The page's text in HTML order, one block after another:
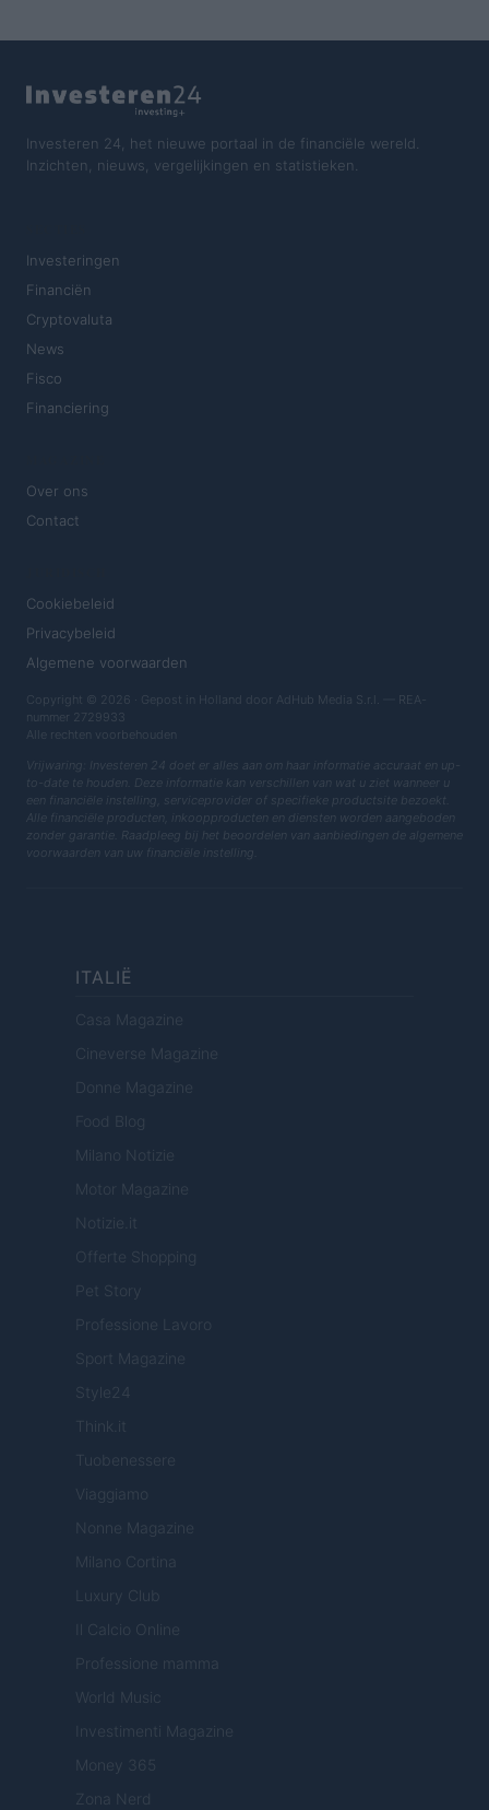
Investeren 24, het nieuwe portaal in de financiële wereld.
Inzichten, nieuws, vergelijkingen en statistieken.
Investeringen
Financiën
Cryptovaluta
News
Fisco
Financiering
Over ons
Contact
Cookiebeleid
Privacybeleid
Algemene voorwaarden
Copyright © 2026 · Gepost in Holland door AdHub Media S.r.l. — REA-
nummer 2729933
Alle rechten voorbehouden
Vrijwaring: Investeren 24 doet er alles aan om haar informatie accuraat en up-
to-date te houden. Deze informatie kan verschillen van wat u ziet wanneer u
een financiële instelling, serviceprovider of specifieke productsite bezoekt.
Alle financiële producten, inkoopproducten en diensten worden aangeboden
zonder garantie. Raadpleeg bij het beoordelen van aanbiedingen de algemene
voorwaarden van uw financiële instelling.
ITALIË
Casa Magazine
Cineverse Magazine
Donne Magazine
Food Blog
Milano Notizie
Motor Magazine
Notizie.it
Offerte Shopping
Pet Story
Professione Lavoro
Sport Magazine
Style24
Think.it
Tuobenessere
Viaggiamo
Nonne Magazine
Milano Cortina
Luxury Club
Il Calcio Online
Professione mamma
World Music
Investimenti Magazine
Money 365
Zona Nerd